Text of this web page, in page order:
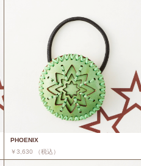
PHOENIX
￥3,630 （税込）